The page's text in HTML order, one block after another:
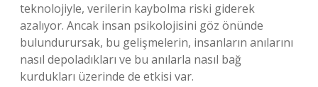
teknolojiyle, verilerin kaybolma riski giderek
azalıyor. Ancak insan psikolojisini göz önünde
bulundurursak, bu gelişmelerin, insanların anılarını
nasıl depoladıkları ve bu anılarla nasıl bağ
kurdukları üzerinde de etkisi var.